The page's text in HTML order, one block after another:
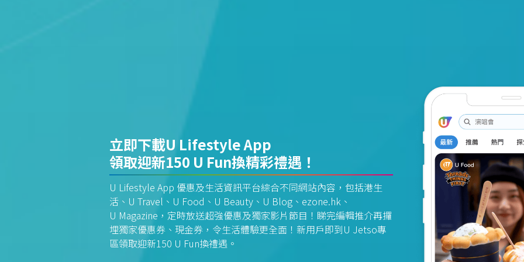
立即下載U Lifestyle App
領取迎新150 U Fun換精彩禮遇！
U Lifestyle App 優惠及生活資訊平台綜合不同網站內容，包括港生
活、U Travel、U Food、U Beauty、U Blog、ezone.hk、
U Magazine，定時放送超強優惠及獨家影片節目！睇完編輯推介再攞
埋獨家優惠券、現金券，令生活體驗更全面！新用戶即到U Jetso專
區領取迎新150 U Fun換禮遇。